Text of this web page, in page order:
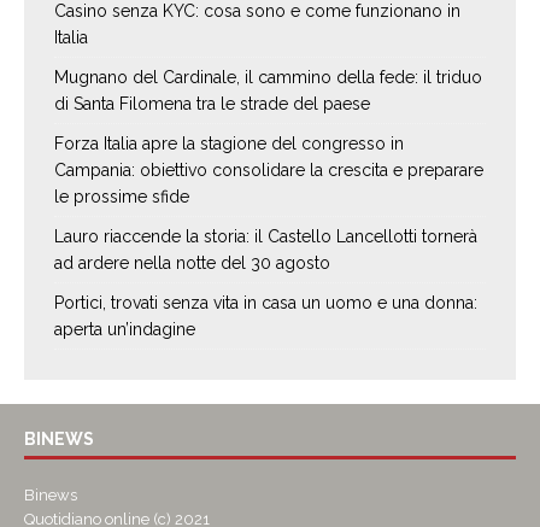
Casino senza KYC: cosa sono e come funzionano in
Italia
Mugnano del Cardinale, il cammino della fede: il triduo
di Santa Filomena tra le strade del paese
Forza Italia apre la stagione del congresso in
Campania: obiettivo consolidare la crescita e preparare
le prossime sfide
Lauro riaccende la storia: il Castello Lancellotti tornerà
ad ardere nella notte del 30 agosto
Portici, trovati senza vita in casa un uomo e una donna:
aperta un’indagine
BINEWS
Binews
Quotidiano online (c) 2021